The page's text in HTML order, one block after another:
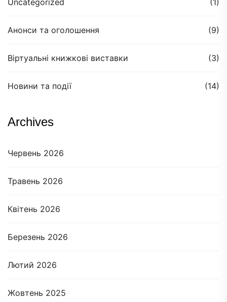
Uncategorized (1)
Анонси та оголошення (9)
Віртуальні книжкові виставки (3)
Новини та події (14)
Archives
Червень 2026
Травень 2026
Квітень 2026
Березень 2026
Лютий 2026
Жовтень 2025